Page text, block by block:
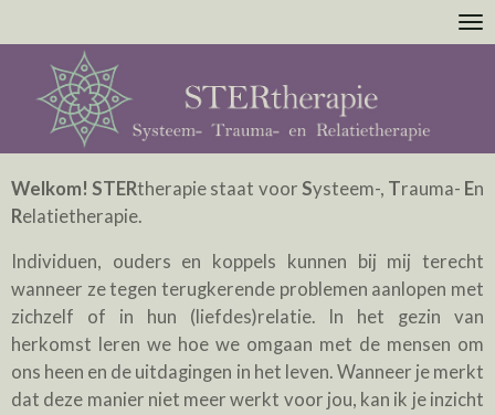
direct
hoofdinhoud
Welkom!STERtherapie staat voor Systeem-, Trauma- En
Relatietherapie.
Individuen, ouders en koppels kunnen bij mij terecht
wanneer ze tegen terugkerende problemen aanlopen met
zichzelf of in hun (liefdes)relatie. In het gezin van
herkomst leren we hoe we omgaan met de mensen om
ons heen en de uitdagingen in het leven. Wanneer je merkt
dat deze manier niet meer werkt voor jou, kan ik je inzicht